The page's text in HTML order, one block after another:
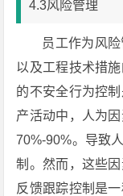
4.3风险管理
员工作为风
以及工程技术措
的不安全行为控
产活动中，人为
70%-90%。导致
制。然而，这些
反馈跟踪控制是